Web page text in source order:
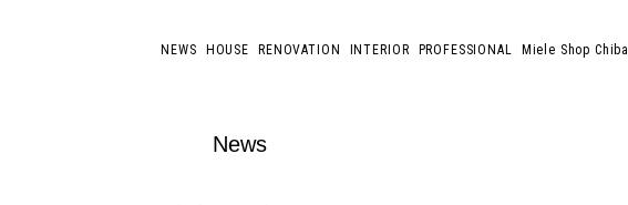
NEWS HOUSE RENOVATION INTERIOR PROFESSIONAL Miele Shop Chiba
News